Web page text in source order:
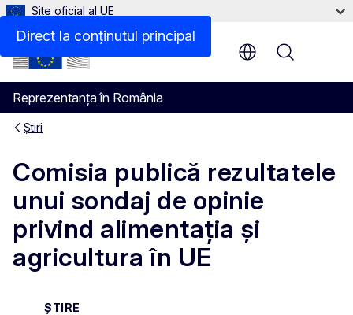
Direct la conținutul principal
Site oficial al UE
Reprezentanța în România
Menu
Știri
Comisia publică rezultatele
unui sondaj de opinie
privind alimentația și
agricultura în UE
ȘTIRE